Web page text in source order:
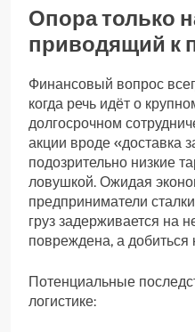
Опора только
приводящий к
Финансовый вопрос
когда речь идёт о
долгосрочном
акции вроде «доставка
подозрительно низкие
ловушкой. Ожидая
предприниматели
груз задерживается на
повреждена, а
Потенциальные
логистике: